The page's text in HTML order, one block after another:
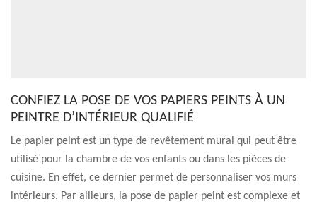
CONFIEZ LA POSE DE VOS PAPIERS PEINTS À UN
PEINTRE D’INTÉRIEUR QUALIFIÉ
Le papier peint est un type de revêtement mural qui peut être
utilisé pour la chambre de vos enfants ou dans les pièces de
cuisine. En effet, ce dernier permet de personnaliser vos murs
intérieurs. Par ailleurs, la pose de papier peint est complexe et